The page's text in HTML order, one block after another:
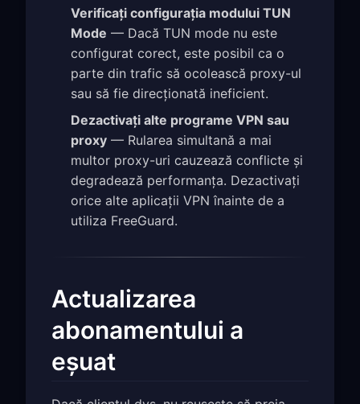
Verificați configurația modului TUN
Mode — Dacă TUN mode nu este
configurat corect, este posibil ca o
parte din trafic să ocolească proxy-ul
sau să fie direcționată ineficient.
Dezactivați alte programe VPN sau
proxy — Rularea simultană a mai
multor proxy-uri cauzează conflicte și
degradează performanța. Dezactivați
orice alte aplicații VPN înainte de a
utiliza FreeGuard.
Actualizarea
abonamentului a
eșuat